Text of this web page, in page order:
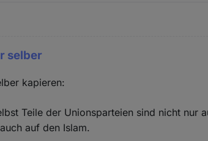
selber
kapieren:
Teile der Unionsparteien sind nicht nur
auf den Islam.